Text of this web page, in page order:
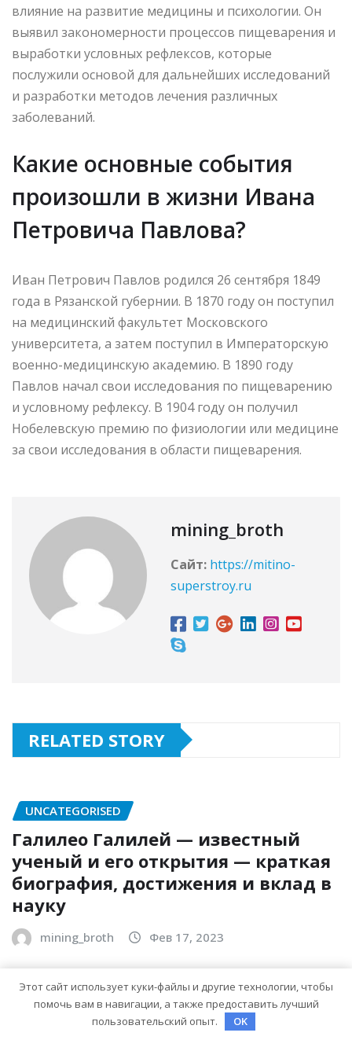
влияние на развитие медицины и психологии. Он
выявил закономерности процессов пищеварения и
выработки условных рефлексов, которые
послужили основой для дальнейших исследований
и разработки методов лечения различных
заболеваний.
Какие основные события
произошли в жизни Ивана
Петровича Павлова?
Иван Петрович Павлов родился 26 сентября 1849
года в Рязанской губернии. В 1870 году он поступил
на медицинский факультет Московского
университета, а затем поступил в Императорскую
военно-медицинскую академию. В 1890 году
Павлов начал свои исследования по пищеварению
и условному рефлексу. В 1904 году он получил
Нобелевскую премию по физиологии или медицине
за свои исследования в области пищеварения.
mining_broth
Сайт: https://mitino-
superstroy.ru
RELATED STORY
UNCATEGORISED
Галилео Галилей — известный
ученый и его открытия — краткая
биография, достижения и вклад в
науку
mining_broth Фев 17, 2023
UNCATEGORISED
Джонни — биография
Этот сайт использует куки-файлы и другие технологии, чтобы
помочь вам в навигации, а также предоставить лучший
пользовательский опыт.
OK